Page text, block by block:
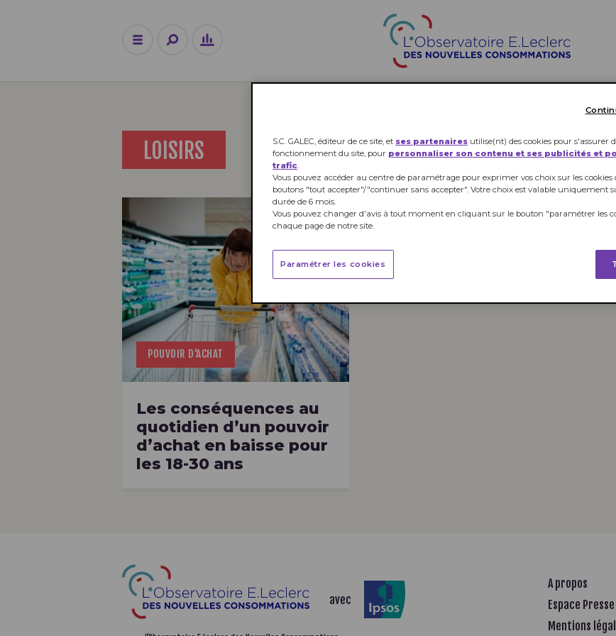
LOISIRS
POUVOIR D'ACHAT
Les conséquences au
quotidien d’un pouvoir
d’achat en baisse pour
les 18-30 ans
avec
A propos
Espace Presse
Mentions
S.C. GALEC, éditeur de ce site, et ses partenaires utilise(nt) des cookies pour s'assurer
fonctionnement du site, pour personnaliser son contenu et ses publicités et
trafic.
Vous pouvez accéder au centre de paramétrage pour exprimer vos choix sur les cookies
boutons "tout accepter"/"continuer sans accepter". Votre choix est valable uniquement
durée de 6 mois.
Vous pouvez changer d'avis à tout moment en cliquant sur le bouton "paramétrer les
chaque page de notre site.
Paramétrer les cookies